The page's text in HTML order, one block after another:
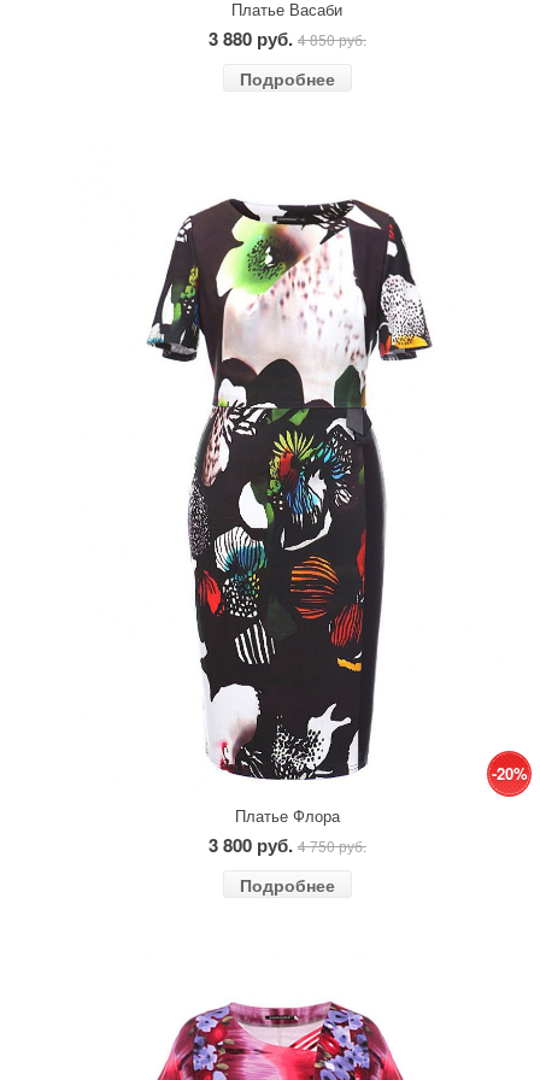
Платье Васаби
3 880 руб. 4 850 руб.
Подробнее
-20%
Платье Флора
3 800 руб. 4 750 руб.
Подробнее